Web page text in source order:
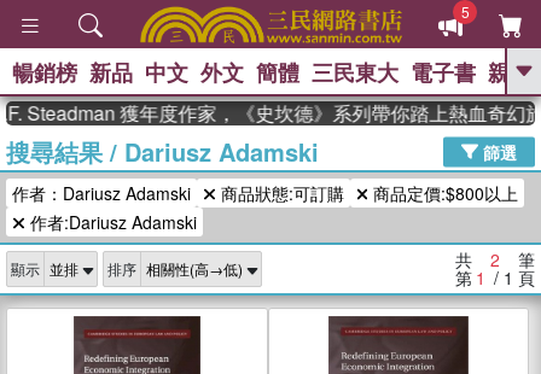
5
GO
熱搜： 東野圭吾 高希均教授回憶錄
、 The Odyssey 、 父親節 、 花開錦
繡 、 暑期推薦 、 方念華 、 台灣的
、 偉大的迷走神經 、 如果歷史是一
群喵
暢銷榜 新品 中文 外文 簡體 三民東大 電子書 親子
Steadman 獲年度作家，《史坎德》系列帶你踏上熱血奇幻
搜尋結果/ Dariusz Adamski
篩選
作者：Dariusz Adamski
商品狀態:可訂購
商品定價:$800以上
作者:Dariusz Adamski
顯示 排序 共 2 筆
第 1 / 1 頁